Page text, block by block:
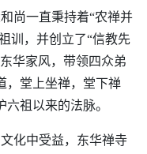
尚一直秉持着“农禅并
训，并创立了“信教先
华家风，带领四众弟
，堂上坐禅，堂下禅
祖以来的法脉。
化中受益，东华禅寺